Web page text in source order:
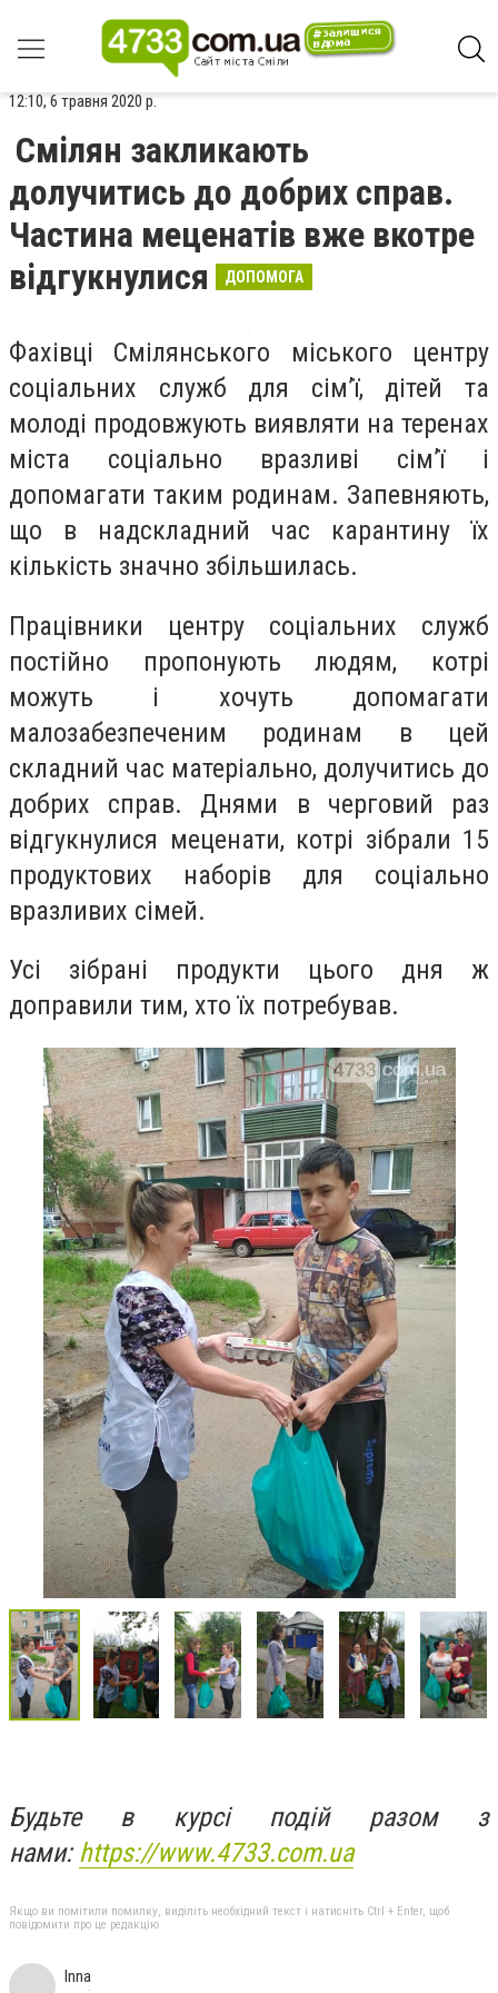
12:10, 6 травня 2020 р.
Смілян закликають
долучитись до добрих справ.
Частина меценатів вже вкотре
відгукнулися
ДОПОМОГА
Фахівці Смілянського міського центру
соціальних служб для сім’ї, дітей та
молоді продовжують виявляти на теренах
міста соціально вразливі сім’ї і
допомагати таким родинам. Запевняють,
що в надскладний час карантину їх
кількість значно збільшилась.
Працівники центру соціальних служб
постійно пропонують людям, котрі
можуть і хочуть допомагати
малозабезпеченим родинам в цей
складний час матеріально, долучитись до
добрих справ. Днями в черговий раз
відгукнулися меценати, котрі зібрали 15
продуктових наборів для соціально
вразливих сімей.
Усі зібрані продукти цього дня ж
доправили тим, хто їх потребував.
Будьте в курсі подій разом з
нами:https://www.4733.com.ua
Якщо ви помітили помилку, виділіть необхідний текст і натисніть Ctrl + Enter, щоб
повідомити про це редакцію
Inna